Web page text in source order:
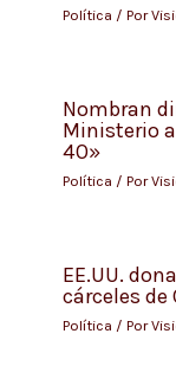
Política / Por
Nombran
Ministerio
40»
Política / Por
EE.UU.
cárceles
Política / Por